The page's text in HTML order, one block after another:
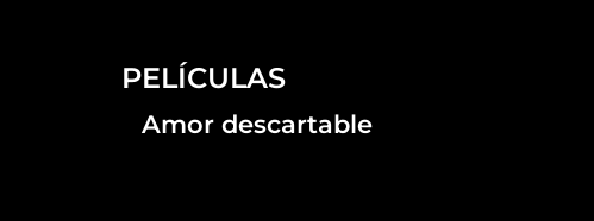
PELÍCULAS
Amor descartable